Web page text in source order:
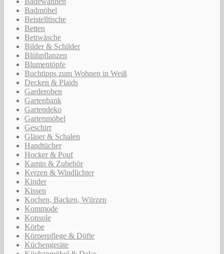
Badmöbel
Beistelltische
Betten
Bettwäsche
Bilder & Schilder
Blühpflanzen
Blumentöpfe
Buchtipps zum Wohnen in Weiß
Decken & Plaids
Garderoben
Gartenbank
Gartendeko
Gartenmöbel
Geschirr
Gläser & Schalen
Handtücher
Hocker & Pouf
Kamin & Zubehör
Kerzen & Windlichter
Kinder
Kissen
Kochen, Backen, Würzen
Kommode
Konsole
Körbe
Körperpflege & Düfte
Küchengeräte